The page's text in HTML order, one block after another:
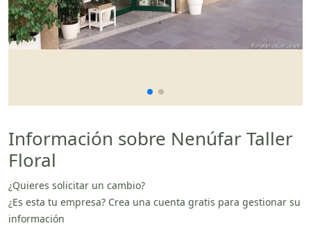
Información sobre Nenúfar Taller
Floral
¿Quieres solicitar un cambio?
¿Es esta tu empresa? Crea una cuenta gratis para gestionar su
información